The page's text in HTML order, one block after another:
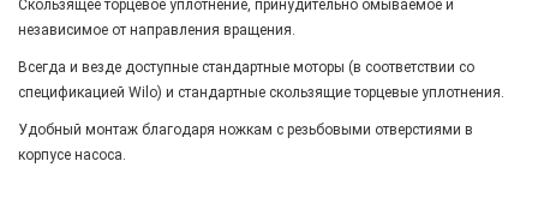
Скользящее торцевое уплотнение, принудительно омываемое и
независимое от направления вращения.
Всегда и везде доступные стандартные моторы (в соответствии со
спецификацией Wilo) и стандартные скользящие торцевые уплотнения.
Удобный монтаж благодаря ножкам с резьбовыми отверстиями в
корпусе насоса.